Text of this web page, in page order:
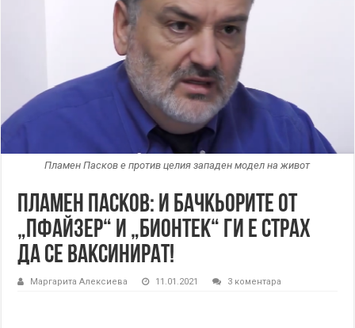
Пламен Пасков е против целия западен модел на живот
Пламен Пасков: И бачкьорите от
„Пфайзер“ и „Бионтек“ ги е страх
да се ваксинират!
Маргарита Алексиева 11.01.2021 3 коментара